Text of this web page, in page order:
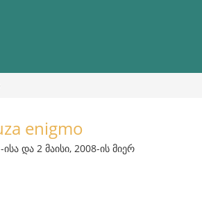
enigmo
-ისა და 2 მაისი, 2008-ის მიერ